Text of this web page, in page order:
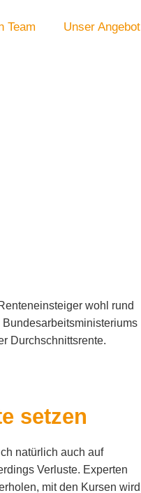
Team Unser Angebot
wohl rund
Durchschnittsrente.
setzen
natürlich auch auf
Verluste. Experten
mit den Kursen wird